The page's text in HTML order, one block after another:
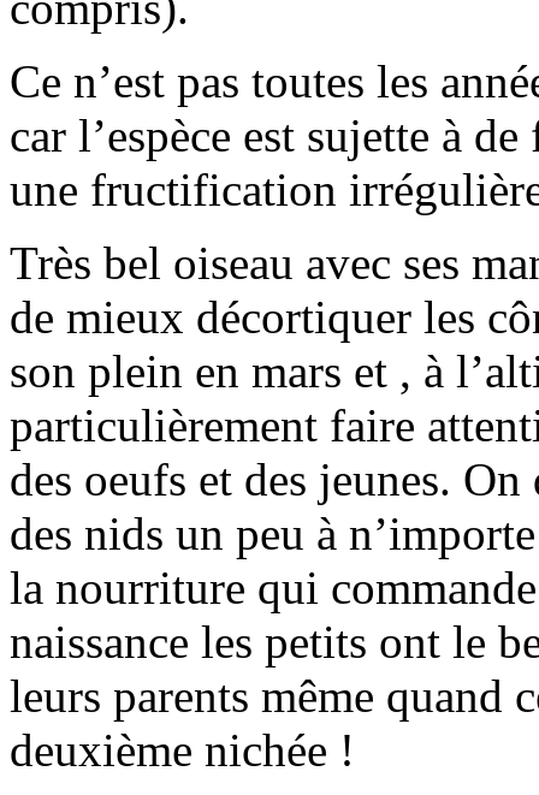
Ce n’est pas toutes les
car l’espèce est sujette à
une fructification
Très bel oiseau avec ses
de mieux décortiquer les
son plein en mars et , à
particulièrement faire
des oeufs et des jeunes.
des nids un peu à
la nourriture qui
naissance les petits ont le
leurs parents même quand
deuxième nichée !